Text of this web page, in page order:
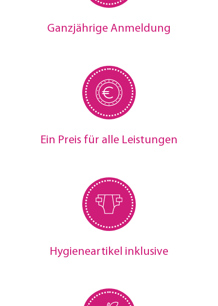
Ganzjährige Anmeldung
Ein Preis für alle Leistungen
Hygieneartikel inklusive